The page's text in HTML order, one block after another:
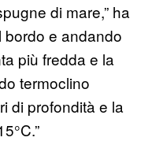
di mare,” ha
bordo e andando
più fredda e la
termoclino
di profondità e la